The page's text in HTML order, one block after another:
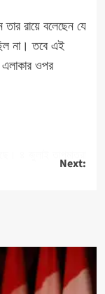
তার রায়ে বলেছেন যে
না। তবে এই
এলাকার ওপর
Next: